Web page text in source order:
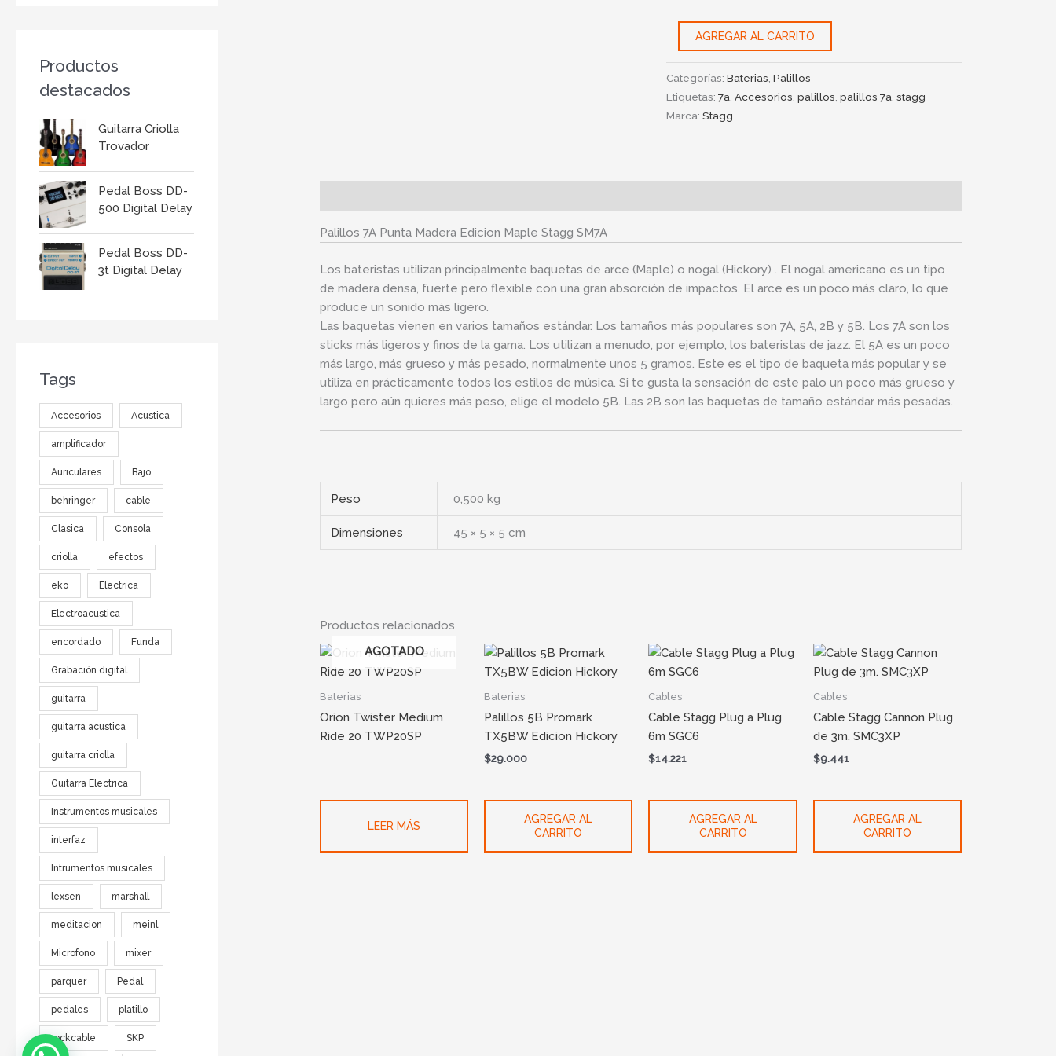
Productos
destacados
Guitarra Criolla
Trovador
Pedal Boss DD-
500 Digital Delay
Pedal Boss DD-
3t Digital Delay
Tags
Accesorios Acustica
amplificador
Auriculares Bajo
behringer cable
Clasica Consola
criolla efectos
eko Electrica
Electroacustica
encordado Funda
Grabación digital
guitarra
guitarra acustica
guitarra criolla
Guitarra Electrica
Instrumentos musicales
interfaz
Intrumentos musicales
lexsen marshall
meditacion meinl
Microfono mixer
parquer Pedal
pedales platillo
rockcable SKP
cantidadAGREGAR AL CARRITO
Categorías:Baterias ,Palillos
Etiquetas:7a ,Accesorios ,palillos ,palillos 7a ,stagg
Marca:Stagg
Palillos 7A Punta Madera Edicion Maple Stagg SM7A
Los bateristas utilizan principalmente baquetas de arce (Maple) o nogal (Hickory) . El nogal americano es un tipo
de madera densa, fuerte pero flexible con una gran absorción de impactos. El arce es un poco más claro, lo que
produce un sonido más ligero.
Las baquetas vienen en varios tamaños estándar. Los tamaños más populares son 7A, 5A, 2B y 5B. Los 7A son los
sticks más ligeros y finos de la gama. Los utilizan a menudo, por ejemplo, los bateristas de jazz. El 5A es un poco
más largo, más grueso y más pesado, normalmente unos 5 gramos. Este es el tipo de baqueta más popular y se
utiliza en prácticamente todos los estilos de música. Si te gusta la sensación de este palo un poco más grueso y
largo pero aún quieres más peso, elige el modelo 5B. Las 2B son las baquetas de tamaño estándar más pesadas.
Peso 0,500 kg
Dimensiones 45 × 5 × 5 cm
Productos relacionados
AGOTADO
Baterias
Orion Twister Medium
Ride 20 TWP20SP
LEER MÁS
Baterias
Palillos 5B Promark
TX5BW Edicion Hickory
$29.000
AGREGAR AL
CARRITO
Cables
Cable Stagg Plug a Plug
6m SGC6
$14.221
AGREGAR AL
CARRITO
Cables
Cable Stagg Cannon Plug
de 3m. SMC3XP
$9.441
AGREGAR AL
CARRITO